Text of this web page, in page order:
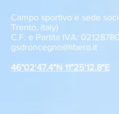
Sabato 8 agosto, il GSD
Roncegno alla Festa della
Campo sportivo e sede
Trento, Italy)
C.F. e Partita IVA:
gsdroncegno@libero.it
46°02'47.4"N 11°25'12.8"E